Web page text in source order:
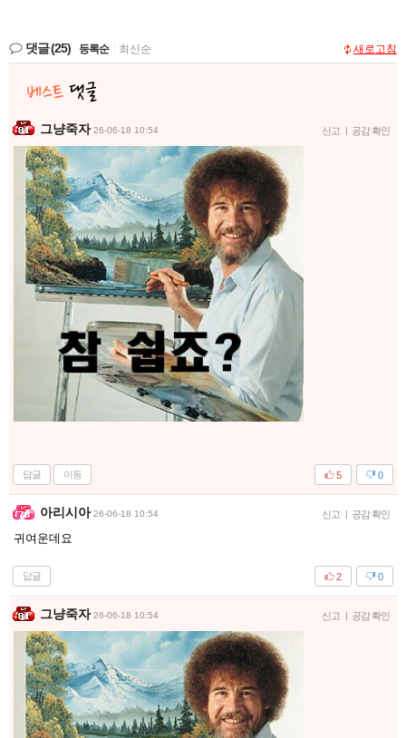
댓글(25) 등록순 최신순 새로고침
그냥죽자 26-06-18 10:54 신고 | 공감 확인
답글 이동 0
5
아리시아 26-06-18 10:54 신고 공감 확인
귀여운데요
답글 0
2
그냥죽자 26-06-18 10:54 신고 공감 확인